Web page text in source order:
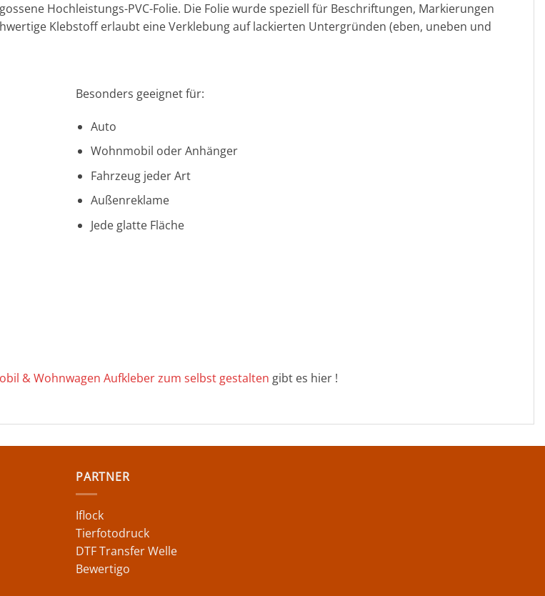
Hochleistungs-PVC-Folie. Die Folie wurde speziell für Beschriftungen, Markierungen
Klebstoff erlaubt eine Verklebung auf lackierten Untergründen (eben, uneben und
Besonders geeignet für:
Auto
Wohnmobil oder Anhänger
Fahrzeug jeder Art
Außenreklame
Jede glatte Fläche
& Wohnwagen Aufkleber zum selbst gestalten gibt es hier !
PARTNER
Iflock
Tierfotodruck
DTF Transfer Welle
Bewertigo